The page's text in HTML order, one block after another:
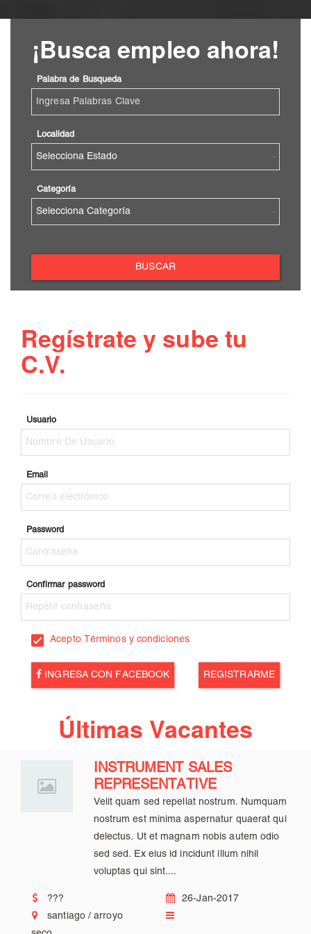
¡Busca empleo ahora!
Palabra de Busqueda
Localidad
Categoría
Regístrate y sube tu
C.V.
Usuario
Email
Password
Confirmar password
Acepto Términos y condiciones
INGRESA CON FACEBOOK
Últimas Vacantes
INSTRUMENT SALES
REPRESENTATIVE
Velit quam sed repellat nostrum. Numquam
nostrum est minima aspernatur quaerat qui
delectus. Ut et magnam nobis autem odio
sed sed. Ex eius id incidunt illum nihil
voluptas qui sint....
???
26-Jan-2017
santiago / arroyo